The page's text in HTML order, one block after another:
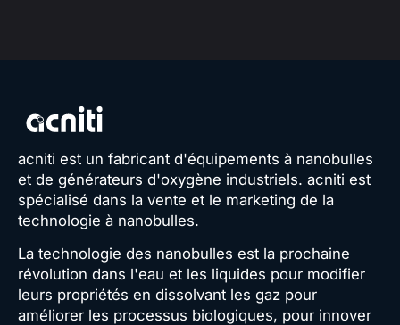
acniti est un fabricant d'équipements à nanobulles
et de générateurs d'oxygène industriels. acniti est
spécialisé dans la vente et le marketing de la
technologie à nanobulles.
La technologie des nanobulles est la prochaine
révolution dans l'eau et les liquides pour modifier
leurs propriétés en dissolvant les gaz pour
améliorer les processus biologiques, pour innover